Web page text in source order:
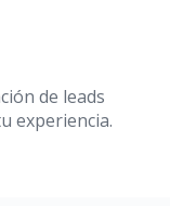
de leads
experiencia.